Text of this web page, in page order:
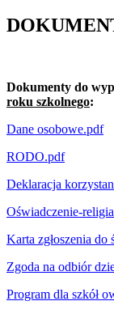
Dokumenty do
roku szkolnego:
Dane osobowe.pdf
RODO.pdf
Deklaracja
Oświadczenie-
Karta zgłoszenia
Zgoda na odbiór
Program dla szkół